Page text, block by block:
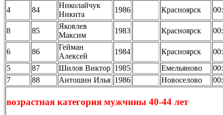
4 84
Николайчук
Никита
1986 Красноярск
8 85
Яковлев
Максим
1983 Красноярск
6 86
Гейман
Алексей
1984 Красноярск
5
87 Шилов Виктор 1985 Емельяново
7
88 Антошин Илья 1986 Новоселово
возрастная категория мужчины 40-44 лет